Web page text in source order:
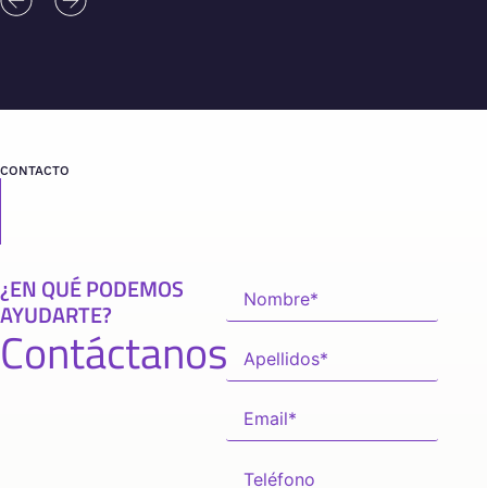
CONTACTO
¿EN QUÉ PODEMOS
AYUDARTE?
Contáctanos